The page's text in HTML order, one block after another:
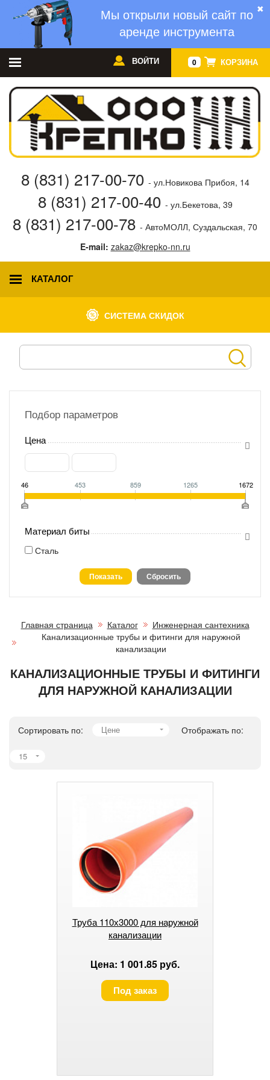
✖
Мы открыли новый сайт по
аренде инструмента
0 КОРЗИНА
ВОЙТИ
8 (831) 217-00-70 - ул.Новикова Прибоя, 14
8 (831) 217-00-40 - ул.Бекетова, 39
8 (831) 217-00-78 - АвтоМОЛЛ, Суздальская, 70
E-mail: zakaz@krepko-nn.ru
КАТАЛОГ
СИСТЕМА СКИДОК
Подбор параметров
Цена
46 453 859 1265 1672
Материал биты
Сталь
Главная страница Каталог
Инженерная сантехника
Канализационные трубы и фитинги для наружной
канализации
КАНАЛИЗАЦИОННЫЕ ТРУБЫ И ФИТИНГИ
ДЛЯ НАРУЖНОЙ КАНАЛИЗАЦИИ
Сортировать по: Цене Отображать по:
15
Труба 110х3000 для наружной
канализации
Цена: 1 001.85 руб.
Под заказ